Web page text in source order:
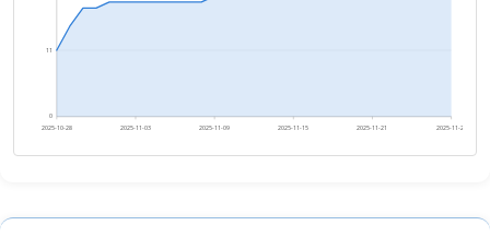
0
11
2025-10-28 2025-11-03 2025-11-09 2025-11-15 2025-11-21 2025-11-27